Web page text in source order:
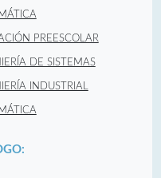
PREESCOLAR
DE SISTEMAS
INDUSTRIAL